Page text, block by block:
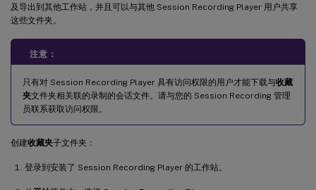
及导出到其他工作站，并且可以与其他 Session Recording Player 用户共享
这些文件夹。
注意：
只有对 Session Recording Player 具有访问权限的用户才能下载与收藏
夹文件夹相关联的录制的会话文件。请与您的 Session Recording 管理
员联系获取访问权限。
创建收藏夹子文件夹：
登录到安装了 Session Recording Player 的工作站。